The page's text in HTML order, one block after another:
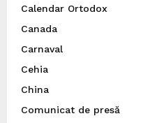
Calendar Ortodox
Canada
Carnaval
Cehia
China
Comunicat de presă